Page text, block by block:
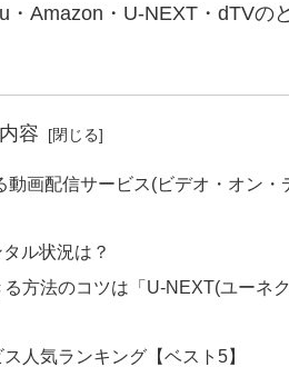
Amazon・U-NEXT・dTVの
容
画配信サービス(ビデオ・オン・
ル状況は？
方法のコツは「U-NEXT(ユーネ
人気ランキング【ベスト5】